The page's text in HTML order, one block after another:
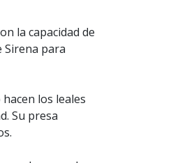
la capacidad de
Sirena para
hacen los leales
Su presa